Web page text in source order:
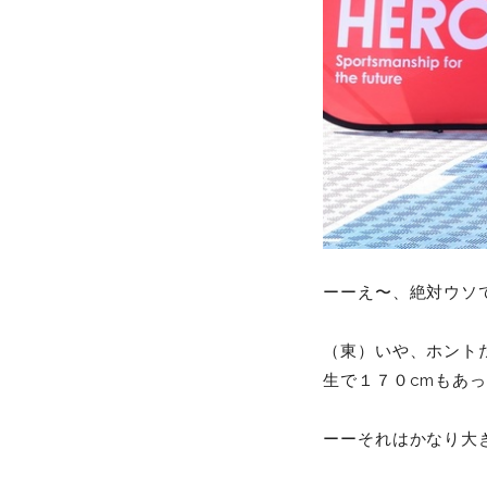
ーーえ〜 、絶対ウ
（東）いや、ホン
生で１７０cmもあ
ーーそれはかなり大